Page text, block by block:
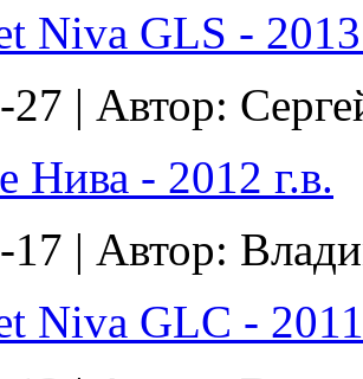
Niva GLS - 2013
27 | Автор:
Нива - 2012 г.в.
17 | Автор:
Niva GLC -